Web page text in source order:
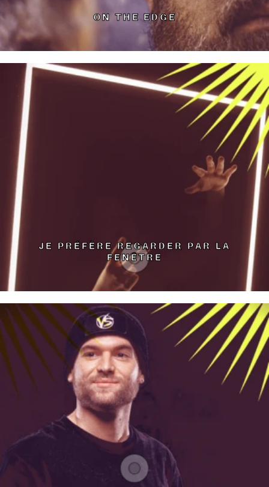
ON THE EDGE
JE PRÉFÈRE REGARDER PAR LA
FENÊTRE